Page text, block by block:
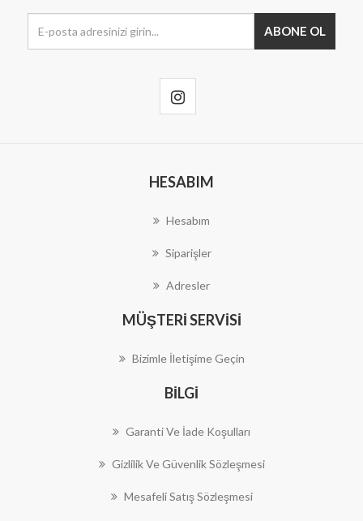
HESABIM
Hesabım
Siparişler
Adresler
MÜŞTERI SERVISI
Bizimle İletişime Geçin
BILGI
Garanti Ve İade Koşulları
Gizlilik Ve Güvenlik Sözleşmesi
Mesafeli Satış Sözleşmesi